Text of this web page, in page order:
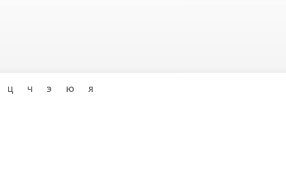
Ц Ч Э Ю Я